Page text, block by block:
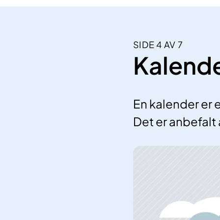
SIDE 4 AV 7
En kalender er
Det er